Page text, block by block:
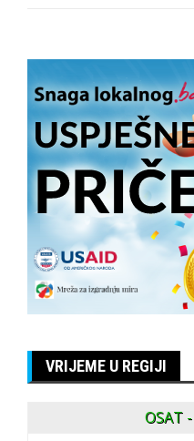
VRIJEME U REGIJI
OSAT